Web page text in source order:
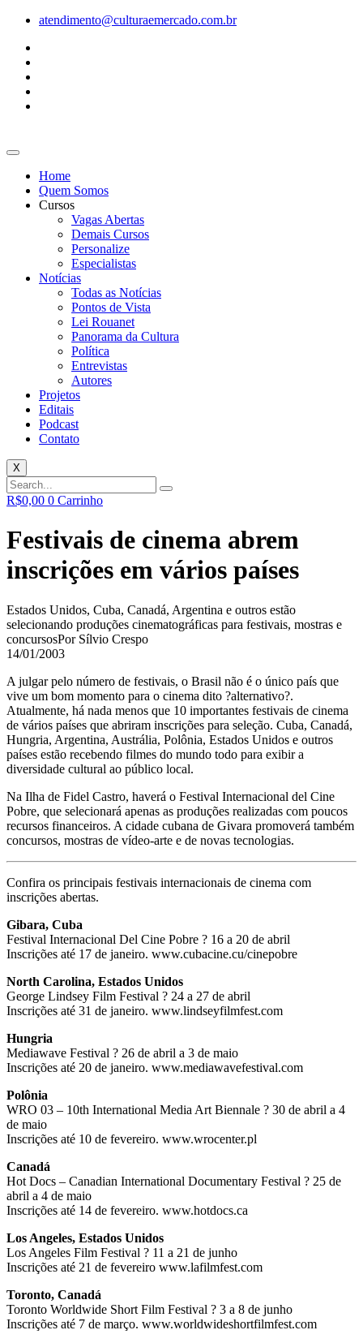
conteúdo
atendimento@culturaemercado.com.br
Home
Quem Somos
Cursos
Vagas Abertas
Demais Cursos
Personalize
Especialistas
Notícias
Todas as Notícias
Pontos de Vista
Lei Rouanet
Panorama da Cultura
Política
Entrevistas
Autores
Projetos
Editais
Podcast
Contato
X
R$0,00 0 Carrinho
Festivais de cinema abrem
inscrições em vários países
Estados Unidos, Cuba, Canadá, Argentina e outros estão
selecionando produções cinematográficas para festivais, mostras e
concursosPor Sílvio Crespo
14/01/2003
A julgar pelo número de festivais, o Brasil não é o único país que
vive um bom momento para o cinema dito ?alternativo?.
Atualmente, há nada menos que 10 importantes festivais de cinema
de vários países que abriram inscrições para seleção. Cuba, Canadá,
Hungria, Argentina, Austrália, Polônia, Estados Unidos e outros
países estão recebendo filmes do mundo todo para exibir a
diversidade cultural ao público local.
Na Ilha de Fidel Castro, haverá o Festival Internacional del Cine
Pobre, que selecionará apenas as produções realizadas com poucos
recursos financeiros. A cidade cubana de Givara promoverá também
concursos, mostras de vídeo-arte e de novas tecnologias.
Confira os principais festivais internacionais de cinema com
inscrições abertas.
Gibara, Cuba
Festival Internacional Del Cine Pobre ? 16 a 20 de abril
Inscrições até 17 de janeiro. www.cubacine.cu/cinepobre
North Carolina, Estados Unidos
George Lindsey Film Festival ? 24 a 27 de abril
Inscrições até 31 de janeiro. www.lindseyfilmfest.com
Hungria
Mediawave Festival ? 26 de abril a 3 de maio
Inscrições até 20 de janeiro. www.mediawavefestival.com
Polônia
WRO 03 – 10th International Media Art Biennale ? 30 de abril a 4
de maio
Inscrições até 10 de fevereiro. www.wrocenter.pl
Canadá
Hot Docs – Canadian International Documentary Festival ? 25 de
abril a 4 de maio
Inscrições até 14 de fevereiro. www.hotdocs.ca
Los Angeles, Estados Unidos
Los Angeles Film Festival ? 11 a 21 de junho
Inscrições até 21 de fevereiro www.lafilmfest.com
Toronto, Canadá
Toronto Worldwide Short Film Festival ? 3 a 8 de junho
Inscrições até 7 de março. www.worldwideshortfilmfest.com